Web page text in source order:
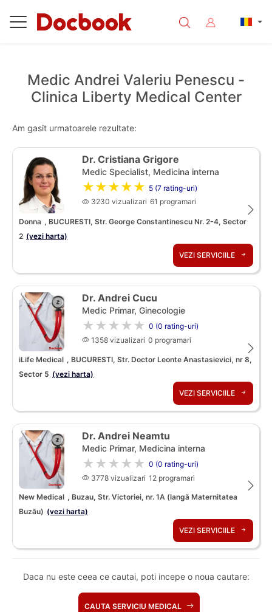
Medic Andrei Valeriu Penescu -
Clinica Liberty Medical Center
Am gasit urmatoarele rezultate:
Dr. Cristiana Grigore
Medic Specialist, Medicina interna
★★★★★ 5 (7 rating-uri)
3230 vizualizari 61 programari
Donna , BUCURESTI, Str. George Constantinescu Nr. 2-4, Sector
2 (vezi harta)
VEZI SERVICIILE
Dr. Andrei Cucu
Medic Primar, Ginecologie
★★★★★ 0 (0 rating-uri)
1358 vizualizari 0 programari
iLife Medical , BUCURESTI, Str. Doctor Leonte Anastasievici, nr 8,
Sector 5 (vezi harta)
VEZI SERVICIILE
Dr. Andrei Neamtu
Medic Primar, Medicina interna
★★★★★ 0 (0 rating-uri)
3778 vizualizari 12 programari
New Medical , Buzau, Str. Victoriei, nr. 1A (langă Maternitatea
Buzău) (vezi harta)
VEZI SERVICIILE
Daca nu este ceea ce cautai, poti incepe o noua cautare:
CAUTA SERVICIU MEDICAL